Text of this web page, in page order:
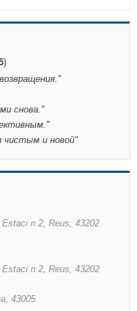
)
"
снова."
"
чистым и новой"
n 2, Reus, 43202
n 2, Reus, 43202
43005